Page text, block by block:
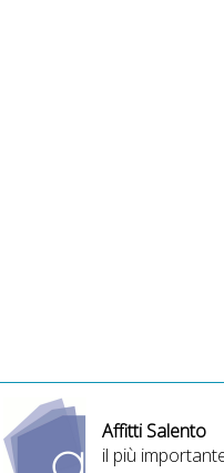
Affitti Salento
il più